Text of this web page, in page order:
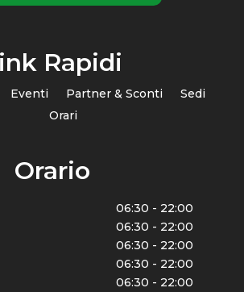
Rapidi
Eventi Partner & Sconti
Sedi
Orari
Orario
06:30 - 22:00
06:30 - 22:00
06:30 - 22:00
06:30 - 22:00
06:30 - 22:00